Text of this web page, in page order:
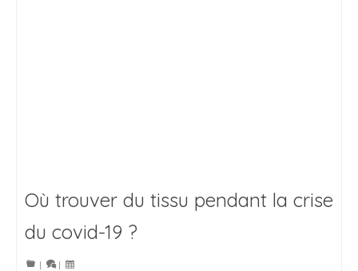
Où trouver du tissu pendant la crise
du covid-19 ?
| |